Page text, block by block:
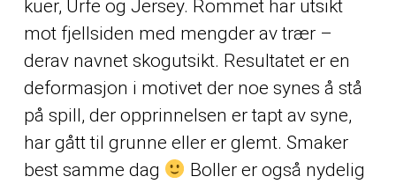
kuer, Urfe og Jersey. Rommet har utsikt
mot fjellsiden med mengder av trær –
derav navnet skogutsikt. Resultatet er en
deformasjon i motivet der noe synes å stå
på spill, der opprinnelsen er tapt av syne,
har gått til grunne eller er glemt. Smaker
best samme dag
Boller er også nydelig